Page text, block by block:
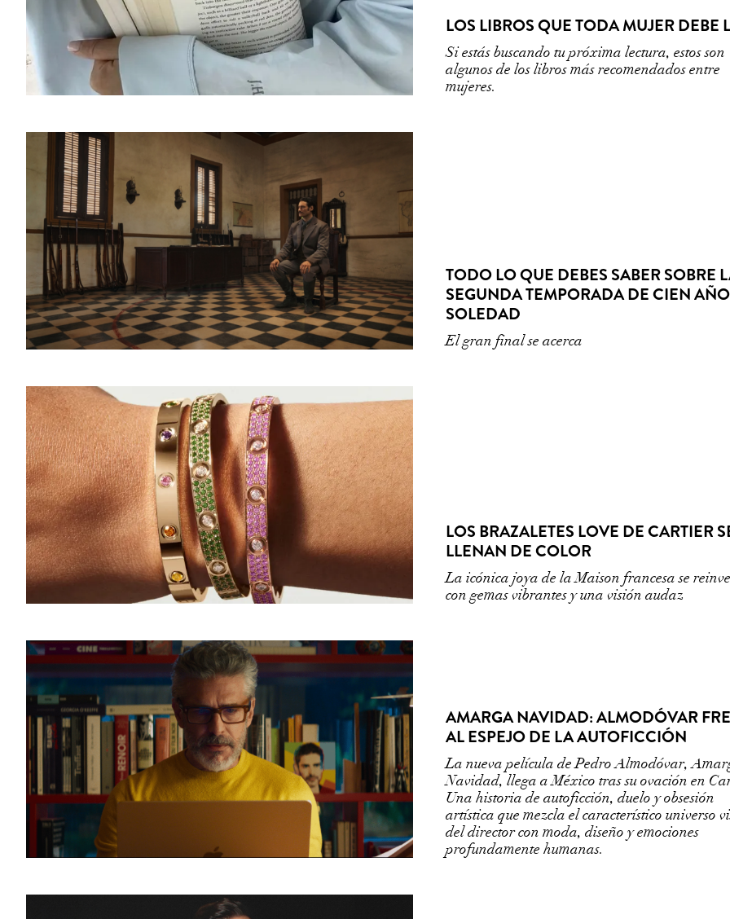
LOS LIBROS QUE TODA MUJER DEBE
Si estás buscando tu próxima lectura, estos son
algunos de los libros más recomendados entre
mujeres.
TODO LO QUE DEBES SABER SOBRE
SEGUNDA TEMPORADA DE CIEN
SOLEDAD
El gran final se acerca
LOS BRAZALETES LOVE DE CARTIER
LLENAN DE COLOR
La icónica joya de la Maison francesa se
con gemas vibrantes y una visión audaz
AMARGA NAVIDAD: ALMODÓVAR
AL ESPEJO DE LA AUTOFICCIÓN
La nueva película de Pedro Almodóvar,
Navidad, llega a México tras su ovación en
Una historia de autoficción, duelo y obsesión
artística que mezcla el característico universo
del director con moda, diseño y emociones
profundamente humanas.